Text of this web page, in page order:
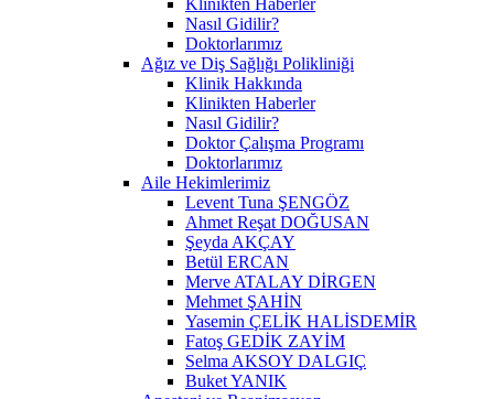
Nasıl Gidilir?
Doktorlarımız
Ağız ve Diş Sağlığı Polikliniği
Klinik Hakkında
Klinikten Haberler
Nasıl Gidilir?
Doktor Çalışma Programı
Doktorlarımız
Aile Hekimlerimiz
Levent Tuna ŞENGÖZ
Ahmet Reşat DOĞUSAN
Şeyda AKÇAY
Betül ERCAN
Merve ATALAY DİRGEN
Mehmet ŞAHİN
Yasemin ÇELİK HALİSDEMİR
Fatoş GEDİK ZAYİM
Selma AKSOY DALGIÇ
Buket YANIK